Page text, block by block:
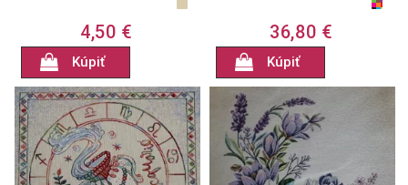
4,50 €
Kúpiť
36,80 €
Kúpiť